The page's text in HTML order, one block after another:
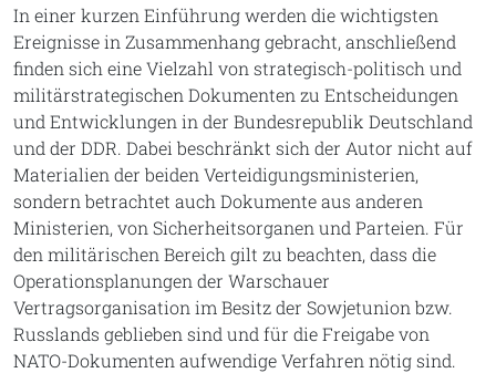
In einer kurzen Einführung werden die wichtigsten
Ereignisse in Zusammenhang gebracht, anschließend
finden sich eine Vielzahl von strategisch-politisch und
militärstrategischen Dokumenten zu Entscheidungen
und Entwicklungen in der Bundesrepublik Deutschland
und der DDR. Dabei beschränkt sich der Autor nicht auf
Materialien der beiden Verteidigungsministerien,
sondern betrachtet auch Dokumente aus anderen
Ministerien, von Sicherheitsorganen und Parteien. Für
den militärischen Bereich gilt zu beachten, dass die
Operationsplanungen der Warschauer
Vertragsorganisation im Besitz der Sowjetunion bzw.
Russlands geblieben sind und für die Freigabe von
NATO-Dokumenten aufwendige Verfahren nötig sind.